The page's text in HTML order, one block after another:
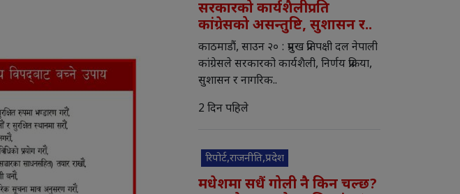
सरकारको कार्यशैलीप्रति
कांग्रेसको असन्तुष्टि, सुशासन र..
काठमाडौं, साउन २० : प्रमुख प्रतिपक्षी दल नेपाली
कांग्रेसले सरकारको कार्यशैली, निर्णय प्रक्रिया,
सुशासन र नागरिक..
2 दिन पहिले
रिपोर्ट,राजनीति,प्रदेश
मधेशमा सधैं गोली नै किन चल्छ?